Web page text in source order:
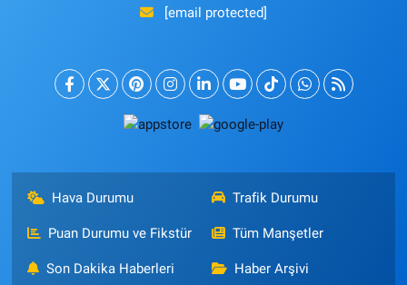
[email protected]
Hava Durumu Trafik Durumu
Puan Durumu ve Fikstür Tüm Manşetler
Son Dakika Haberleri Haber Arşivi